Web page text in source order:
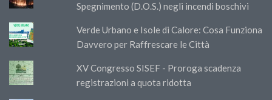
Spegnimento (D.O.S.) negli incendi boschivi
Verde Urbano e Isole di Calore: Cosa Funziona
Davvero per Raffrescare le Città
XV Congresso SISEF - Proroga scadenza
registrazioni a quota ridotta